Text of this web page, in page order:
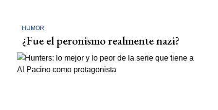
HUMOR
¿Fue el peronismo realmente nazi?